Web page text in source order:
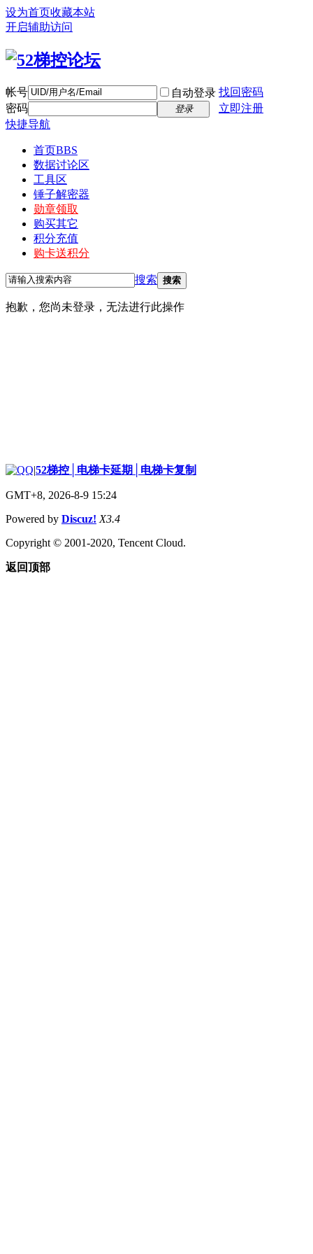
设为首页收藏本站
开启辅助访问
帐号 自动登录 找回密码
密码
登录
立即注册
快捷导航
首页BBS
数据讨论区
工具区
锤子解密器
勋章领取
购买其它
积分充值
购卡送积分
搜索 搜索
抱歉，您尚未登录，无法进行此操作
|52梯控│电梯卡延期│电梯卡复制
GMT+8, 2026-8-9 15:24
Powered by Discuz! X3.4
Copyright © 2001-2020, Tencent Cloud.
返回顶部